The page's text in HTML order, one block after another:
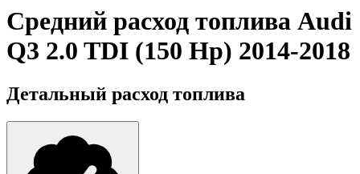
Средний расход топлива Audi
Q3 2.0 TDI (150 Hp) 2014-2018
Детальный расход топлива